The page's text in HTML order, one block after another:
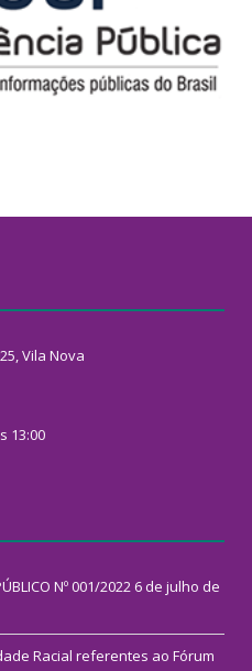
Vila Nova
13:00
Nº 001/2022 6 de julho de
Racial referentes ao Fórum